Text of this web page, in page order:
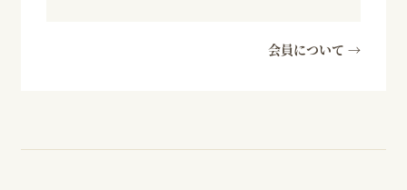
会員について →